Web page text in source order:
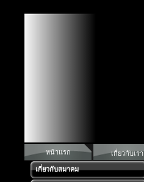
หน้าแรก เกี่ยวกับเรา
เกี่ยวกับสมาคม